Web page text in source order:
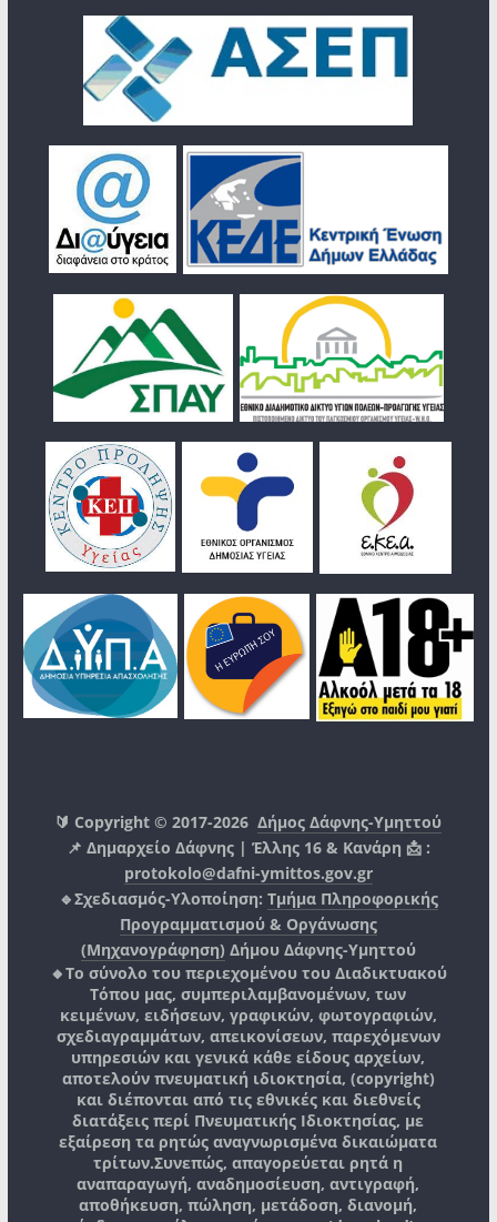
🔰 Copyright © 2017-2026Δήμος Δάφνης-Υμηττού
📌 Δημαρχείο Δάφνης | Έλλης 16 & Κανάρη 📩 :
protokolo@dafni-ymittos.gov.gr
🔹Σχεδιασμός-Υλοποίηση: Τμήμα Πληροφορικής
Προγραμματισμού & Οργάνωσης
(Μηχανογράφηση) Δήμου Δάφνης-Υμηττού
🔸Το σύνολο του περιεχομένου του Διαδικτυακού
Τόπου μας, συμπεριλαμβανομένων, των
κειμένων, ειδήσεων, γραφικών, φωτογραφιών,
σχεδιαγραμμάτων, απεικονίσεων, παρεχόμενων
υπηρεσιών και γενικά κάθε είδους αρχείων,
αποτελούν πνευματική ιδιοκτησία, (copyright)
και διέπονται από τις εθνικές και διεθνείς
διατάξεις περί Πνευματικής Ιδιοκτησίας, με
εξαίρεση τα ρητώς αναγνωρισμένα δικαιώματα
τρίτων.Συνεπώς, απαγορεύεται ρητά η
αναπαραγωγή, αναδημοσίευση, αντιγραφή,
αποθήκευση, πώληση, μετάδοση, διανομή,